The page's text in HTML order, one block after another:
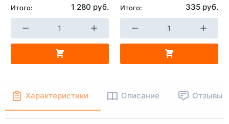
Итого: 1 280 руб. Итого: 335 руб.
-
Характеристики Описание Отзывы